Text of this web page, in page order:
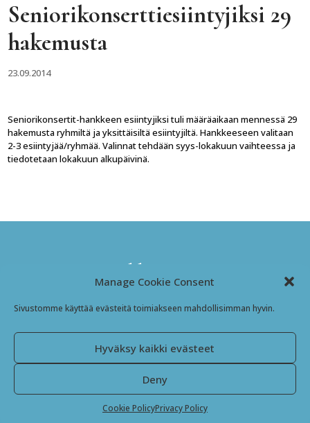
Manage Cookie Consent
Sivustomme käyttää evästeitä toimiakseen mahdollisimman hyvin.
Hyväksy kaikki evästeet
Deny
Cookie PolicyPrivacy Policy
Seniorikonserttiesiintyjiksi 29
hakemusta
23.09.2014
Seniorikonsertit-hankkeen esiintyjiksi tuli määräaikaan mennessä 29
hakemusta ryhmiltä ja yksittäisiltä esiintyjiltä. Hankkeeseen valitaan
2-3 esiintyjää/ryhmää. Valinnat tehdään syys-lokakuun vaihteessa ja
tiedotetaan lokakuun alkupäivinä.
Kansanmusiikki-instituutti
69600 Kaustinen
Finland
SIVUSTO JA ILME: JIMMY TRÄSKELIN 2024